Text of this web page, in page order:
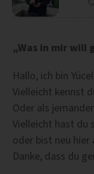
„Was in mir will
Hallo, ich bin Yücel.
Vielleicht kennst
Oder als
Vielleicht hast du
oder bist neu hier
Danke, dass du